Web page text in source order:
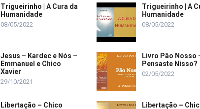
Trigueirinho | A Cura da
Humanidade
08/05/2022
Jesus – Kardec e Nós –
Emmanuel e Chico
Xavier
29/10/2021
Libertação – Chico
Trigueirinho | A
Humanidade
08/05/2022
Livro Pão Nosso
Pensaste Nisso?
02/05/2022
Libertação –